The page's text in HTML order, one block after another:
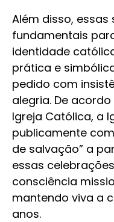
Além disso,
fundamentais
identidade
prática e
pedido com
alegria. De
Igreja Católica, a
publicamente
de salvação” a
essas
consciência
mantendo viva a
anos.